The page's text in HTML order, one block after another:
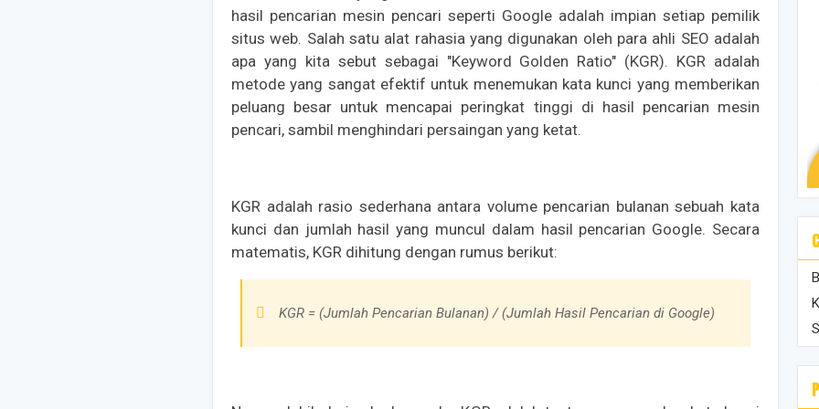
hasil pencarian mesin pencari seperti Google adalah impian setiap pemilik
situs web. Salah satu alat rahasia yang digunakan oleh para ahli SEO adalah
apa yang kita sebut sebagai "Keyword Golden Ratio" (KGR). KGR adalah
metode yang sangat efektif untuk menemukan kata kunci yang memberikan
peluang besar untuk mencapai peringkat tinggi di hasil pencarian mesin
pencari, sambil menghindari persaingan yang ketat.
KGR adalah rasio sederhana antara volume pencarian bulanan sebuah kata
kunci dan jumlah hasil yang muncul dalam hasil pencarian Google. Secara
matematis, KGR dihitung dengan rumus berikut:
KGR = (Jumlah Pencarian Bulanan) / (Jumlah Hasil Pencarian di Google)